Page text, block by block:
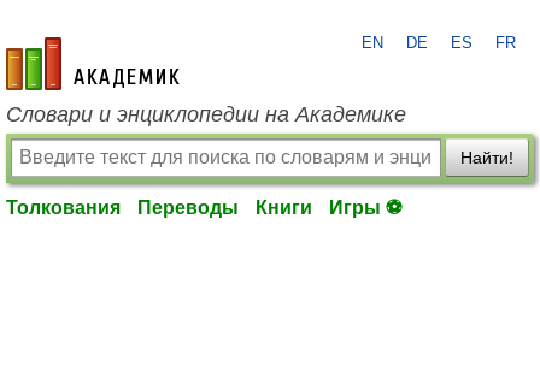
academic.ru
EN DE ES FR
Словари и энциклопедии на Академике
Найти!
Толкования Переводы Книги Игры ⚽